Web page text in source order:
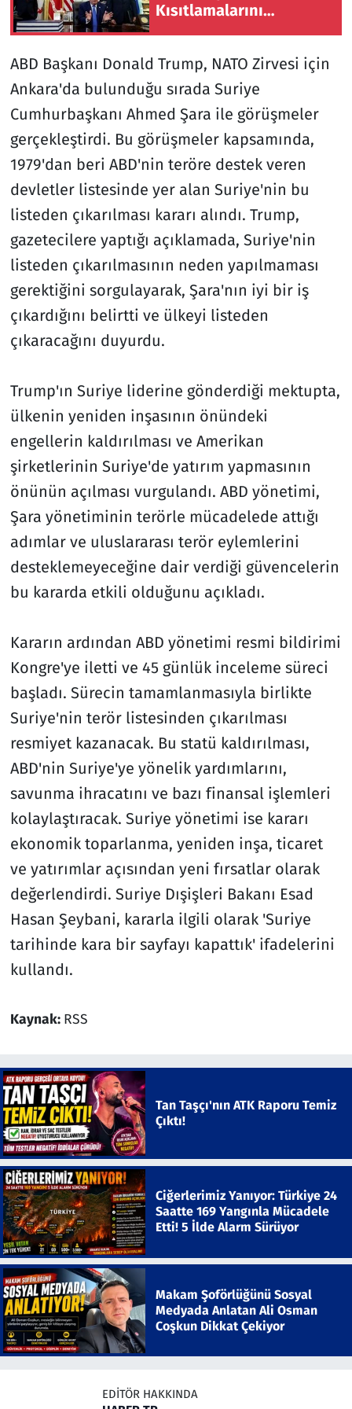
Kısıtlamalarını
ABD Başkanı Donald Trump, NATO Zirvesi için
Ankara'da bulunduğu sırada Suriye
Cumhurbaşkanı Ahmed Şara ile görüşmeler
gerçekleştirdi. Bu görüşmeler kapsamında,
1979'dan beri ABD'nin teröre destek veren
devletler listesinde yer alan Suriye'nin bu
listeden çıkarılması kararı alındı. Trump,
gazetecilere yaptığı açıklamada, Suriye'nin
listeden çıkarılmasının neden yapılmaması
gerektiğini sorgulayarak, Şara'nın iyi bir iş
çıkardığını belirtti ve ülkeyi listeden
çıkaracağını duyurdu.
Trump'ın Suriye liderine gönderdiği mektupta,
ülkenin yeniden inşasının önündeki
engellerin kaldırılması ve Amerikan
şirketlerinin Suriye'de yatırım yapmasının
önünün açılması vurgulandı. ABD yönetimi,
Şara yönetiminin terörle mücadelede attığı
adımlar ve uluslararası terör eylemlerini
desteklemeyeceğine dair verdiği güvencelerin
bu kararda etkili olduğunu açıkladı.
Kararın ardından ABD yönetimi resmi bildirimi
Kongre'ye iletti ve 45 günlük inceleme süreci
başladı. Sürecin tamamlanmasıyla birlikte
Suriye'nin terör listesinden çıkarılması
resmiyet kazanacak. Bu statü kaldırılması,
ABD'nin Suriye'ye yönelik yardımlarını,
savunma ihracatını ve bazı finansal işlemleri
kolaylaştıracak. Suriye yönetimi ise kararı
ekonomik toparlanma, yeniden inşa, ticaret
ve yatırımlar açısından yeni fırsatlar olarak
değerlendirdi. Suriye Dışişleri Bakanı Esad
Hasan Şeybani, kararla ilgili olarak 'Suriye
tarihinde kara bir sayfayı kapattık' ifadelerini
kullandı.
Kaynak: RSS
Tan Taşçı'nın ATK Raporu Temiz
Çıktı!
Ciğerlerimiz Yanıyor: Türkiye 24
Saatte 169 Yangınla Mücadele
Etti! 5 İlde Alarm Sürüyor
Makam Şoförlüğünü Sosyal
Medyada Anlatan Ali Osman
Coşkun Dikkat Çekiyor
EDITÖR HAKKINDA